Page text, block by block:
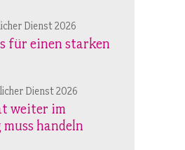
Dienst 2026
für einen starken
Dienst 2026
weiter im
handeln